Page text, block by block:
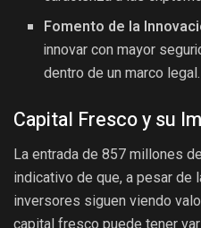
Fomento de la
innovar con mayor
dentro de un marco legal.
Capital Fresco y su
La entrada de 857 millones
indicativo de que, a pesar de
inversores siguen viendo
capital fresco puede tener